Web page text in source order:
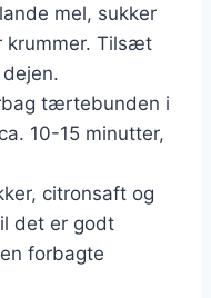
mel, sukker
krummer. Tilsæt
tærtebunden i
10-15 minutter,
citronsaft og
det er godt
forbagte